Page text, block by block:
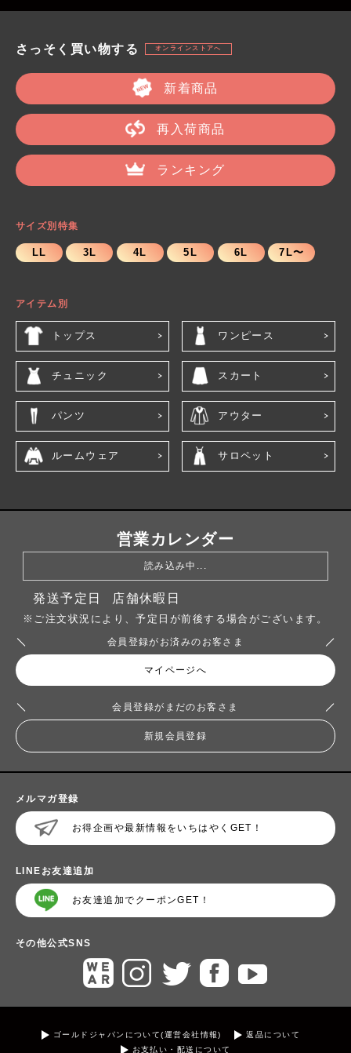
さっそく買い物する オンラインストアへ
新着商品
再入荷商品
ランキング
サイズ別特集
LL 3L 4L 5L 6L 7L〜
アイテム別
トップス ワンピース
チュニック スカート
パンツ アウター
ルームウェア サロペット
営業カレンダー
読み込み中...
発送予定日 店舗休暇日
※ご注文状況により、予定日が前後する場合がございます。
会員登録がお済みのお客さま
マイページへ
会員登録がまだのお客さま
新規会員登録
メルマガ登録
お得企画や最新情報をいちはやくGET！
LINEお友達追加
お友達追加でクーポンGET！
その他公式SNS
ゴールドジャパンについて(運営会社情報)
返品について
お支払い・配送について